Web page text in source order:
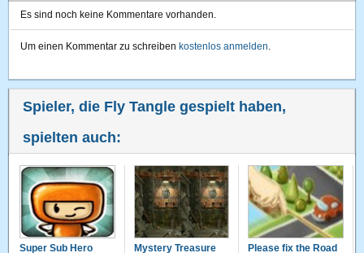
Es sind noch keine Kommentare vorhanden.
Um einen Kommentar zu schreiben kostenlos anmelden.
Spieler, die Fly Tangle gespielt haben,
spielten auch:
Super Sub Hero Mystery Treasure Please fix the Road